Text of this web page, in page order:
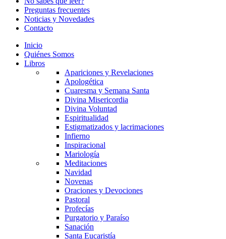
Preguntas frecuentes
Noticias y Novedades
Contacto
Inicio
Quiénes Somos
Libros
Apariciones y Revelaciones
Apologética
Cuaresma y Semana Santa
Divina Misericordia
Divina Voluntad
Espiritualidad
Estigmatizados y lacrimaciones
Infierno
Inspiracional
Mariología
Meditaciones
Navidad
Novenas
Oraciones y Devociones
Pastoral
Profecías
Purgatorio y Paraíso
Sanación
Santa Eucaristía